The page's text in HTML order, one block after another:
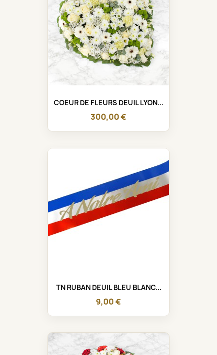
COEUR DE FLEURS DEUIL LYON...
300,00 €
TN RUBAN DEUIL BLEU BLANC...
9,00 €